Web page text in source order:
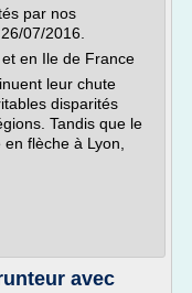
par nos
07/2016.
en Ile de France
leur chute
disparités
Tandis que le
flèche à Lyon,
avec